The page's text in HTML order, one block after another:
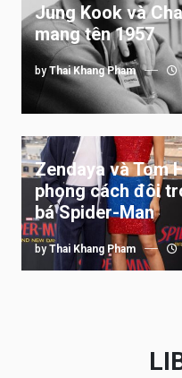
Jung Kook và
mang tên 1957
by Thai Khang Pham
Zendaya và Tom
phong cách đôi
bá Spider-Man
by Thai Khang Pham